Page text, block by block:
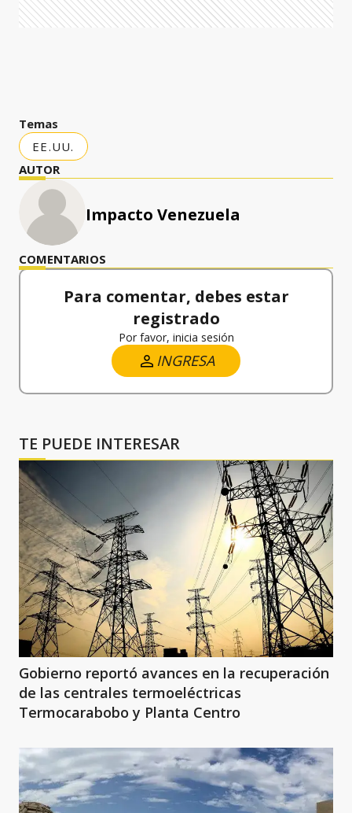
Temas
EE.UU.
AUTOR
Impacto Venezuela
COMENTARIOS
Para comentar, debes estar
registrado
Por favor, inicia sesión
INGRESA
TE PUEDE INTERESAR
Gobierno reportó avances en la recuperación
de las centrales termoeléctricas
Termocarabobo y Planta Centro